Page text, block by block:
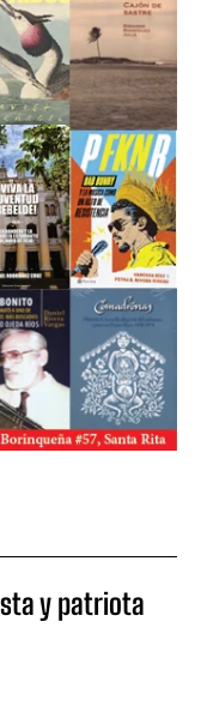
y patriota